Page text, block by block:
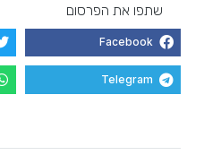
שתפו את הפרסום
Facebook
Telegram